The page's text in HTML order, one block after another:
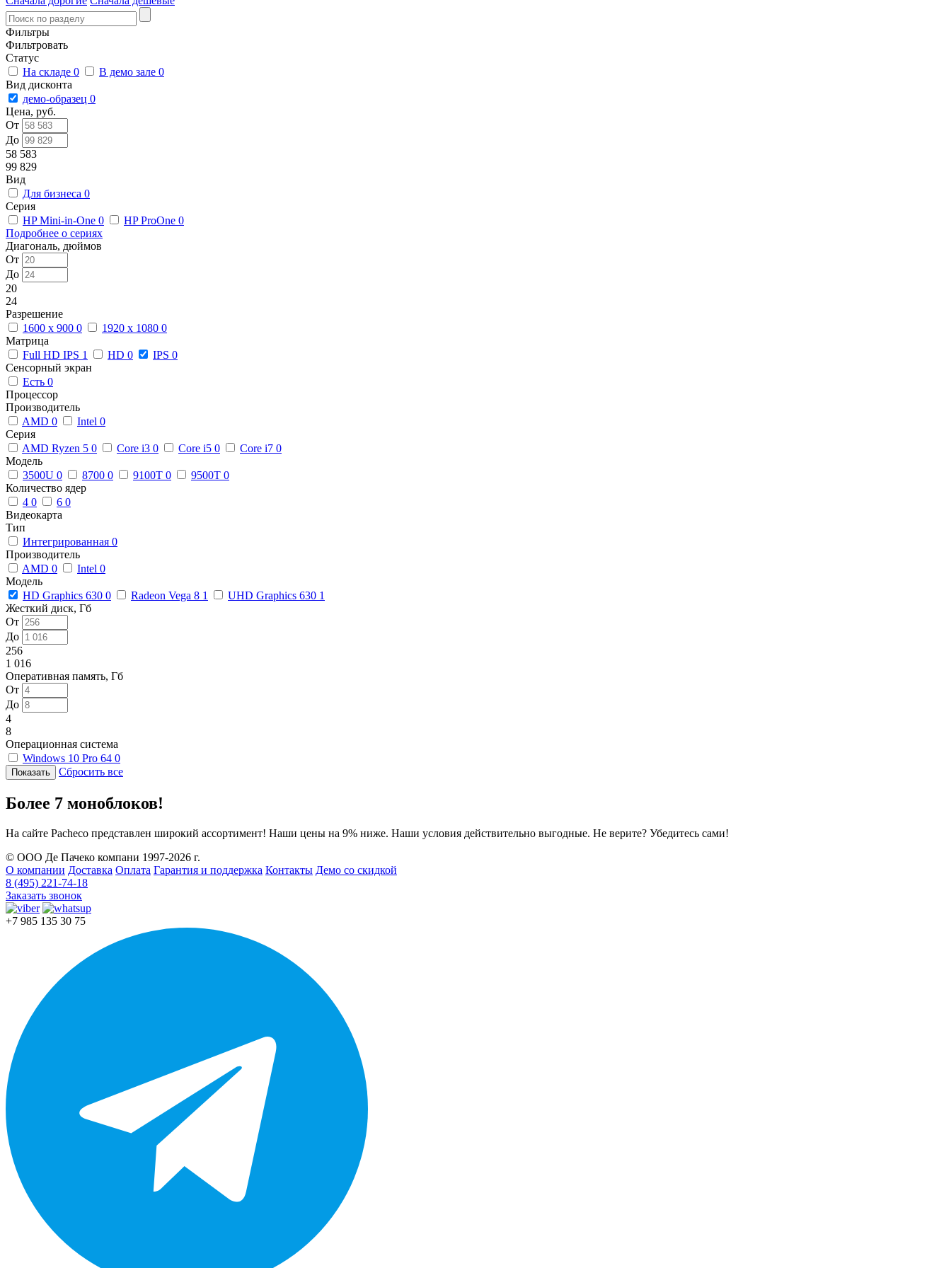
Фильтры
Фильтровать
Статус
На складе 0 В демо зале 0
Вид дисконта
демо-образец 0
Цена, руб.
От
До
58 583
99 829
Вид
Для бизнеса 0
Серия
HP Mini-in-One 0 HP ProOne 0
Подробнее о сериях
Диагональ, дюймов
От
До
20
24
Разрешение
1600 x 900 0 1920 x 1080 0
Матрица
Full HD IPS 1 HD 0 IPS 0
Сенсорный экран
Есть 0
Процессор
Производитель
AMD 0 Intel 0
Серия
AMD Ryzen 5 0 Core i3 0 Core i5 0 Core i7 0
Модель
3500U 0 8700 0 9100T 0 9500T 0
Количество ядер
4 0 6 0
Видеокарта
Тип
Интегрированная 0
Производитель
AMD 0 Intel 0
Модель
HD Graphics 630 0 Radeon Vega 8 1 UHD Graphics 630 1
Жесткий диск, Гб
От
До
256
1 016
Оперативная память, Гб
От
До
4
8
Операционная система
Windows 10 Pro 64 0
Сбросить все
Более 7 моноблоков!
На сайте Pacheco представлен широкий ассортимент! Наши цены на 9% ниже. Наши условия действительно выгодные. Не верите? Убедитесь сами!
© ООО Де Пачеко компани 1997-2026 г.
О компании Доставка Оплата Гарантия и поддержка Контакты Демо со скидкой
8 (495) 221-74-18
Заказать звонок
+7 985 135 30 75